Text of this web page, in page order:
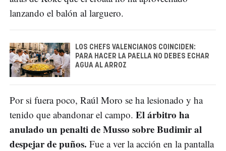
lanzando el balón al larguero.
LOS CHEFS VALENCIANOS COINCIDEN:
PARA HACER LA PAELLA NO DEBES ECHAR
AGUA AL ARROZ
Por si fuera poco, Raúl Moro se ha lesionado y ha
tenido que abandonar el campo. El árbitro ha
anulado un penalti de Musso sobre Budimir al
despejar de puños. Fue a ver la acción en la pantalla